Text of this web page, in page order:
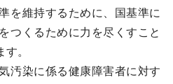
を維持するために、国基準に
つくるために力を尽くすこと
。
汚染に係る健康障害者に対す